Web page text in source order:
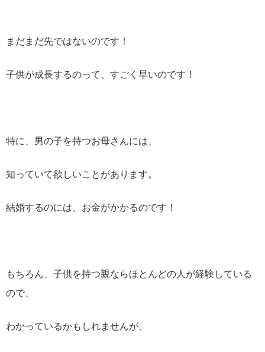
まだまだ先ではないのです！
子供が成長するのって、すごく早いのです！
特に、男の子を持つお母さんには、
知っていて欲しいことがあります。
結婚するのには、お金がかかるのです！
もちろん、子供を持つ親ならほとんどの人が経験している
ので、
わかっているかもしれませんが、